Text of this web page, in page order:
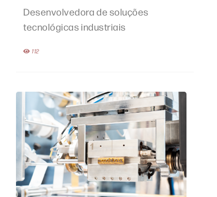
Desenvolvedora de soluções
tecnológicas industriais
112